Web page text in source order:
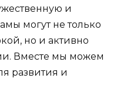
и
могут не только
но и активно
Вместе мы можем
развития и